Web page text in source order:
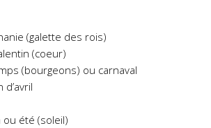
(galette des rois)
(coeur)
(bourgeons) ou carnaval
ou été (soleil)